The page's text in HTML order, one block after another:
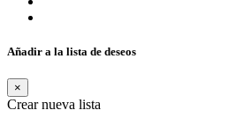
Añadir a la lista de deseos
×
Crear nueva lista